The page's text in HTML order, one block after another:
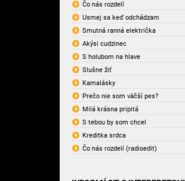
Čo nás rozdelí
Usmej sa keď odchádzam
Smutná ranná električka
Akýsi cudzinec
S holubom na hlave
Slušne žiť
Kamalásky
Prečo nie som väčší pes?
Milá krásna pripitá
S tebou by som chcel
Kreditka srdca
Čo nás rozdelí (radioedit)